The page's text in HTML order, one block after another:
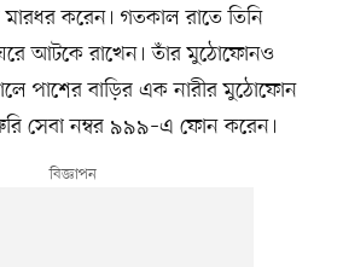
মারধর করেন। গতকাল রাতে তিনি
আটকে রাখেন। তাঁর মুঠোফোনও
পাশের বাড়ির এক নারীর মুঠোফোন
সেবা নম্বর ৯৯৯–এ ফোন করেন।